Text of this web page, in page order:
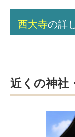
西大寺の詳
近くの神社